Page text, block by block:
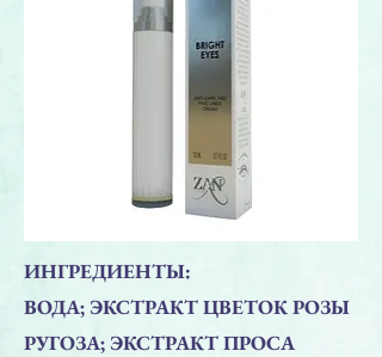
ИНГРЕДИЕНТЫ:
ВОДА; ЭКСТРАКТ ЦВЕТОК РОЗЫ
РУГОЗА; ЭКСТРАКТ ПРОСА